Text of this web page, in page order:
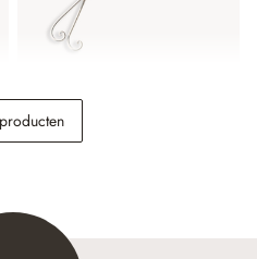
Kledinghanger set van 2
Guin